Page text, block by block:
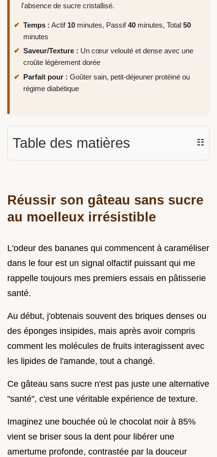
l'absence de sucre cristallisé.
Temps : Actif 10 minutes, Passif40 minutes, Total 50
minutes
Saveur/Texture : Un cœur velouté et dense avec une
croûte légèrement dorée
Parfait pour : Goûter sain, petit-déjeuner protéiné ou
régime diabétique
Table des matières ☷
Réussir son gâteau sans sucre
au moelleux irrésistible
L'odeur des bananes qui commencent à caraméliser
dans le four est un signal olfactif puissant qui me
rappelle toujours mes premiers essais en pâtisserie
santé.
Au début, j'obtenais souvent des briques denses ou
des éponges insipides, mais après avoir compris
comment les molécules de fruits interagissent avec
les lipides de l'amande, tout a changé.
Ce gâteau sans sucre n'est pas juste une alternative
"santé", c'est une véritable expérience de texture.
Imaginez une bouchée où le chocolat noir à 85%
vient se briser sous la dent pour libérer une
amertume profonde, contrastée par la douceur